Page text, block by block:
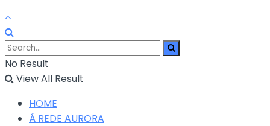
No Result
View All Result
HOME
Á REDE AURORA